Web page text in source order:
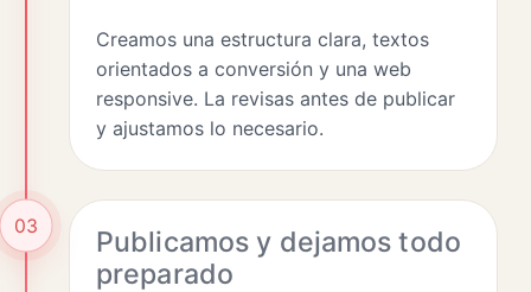
Creamos una estructura clara, textos
orientados a conversión y una web
responsive. La revisas antes de publicar
y ajustamos lo necesario.
03
Publicamos y dejamos todo
preparado